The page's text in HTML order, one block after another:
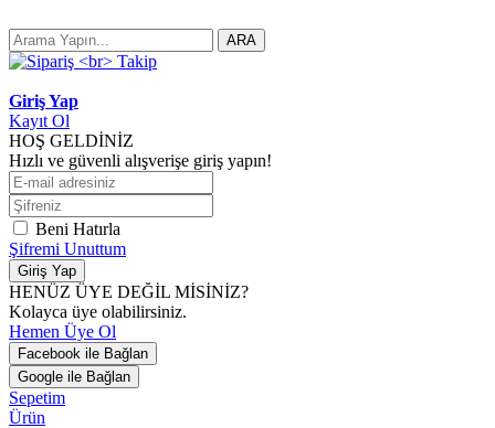
ARA
Giriş Yap
Kayıt Ol
HOŞ GELDİNİZ
Hızlı ve güvenli alışverişe giriş yapın!
Beni Hatırla
Şifremi Unuttum
Giriş Yap
HENÜZ ÜYE DEĞİL MİSİNİZ?
Kolayca üye olabilirsiniz.
Hemen Üye Ol
Facebook ile Bağlan
Google ile Bağlan
Sepetim
Ürün